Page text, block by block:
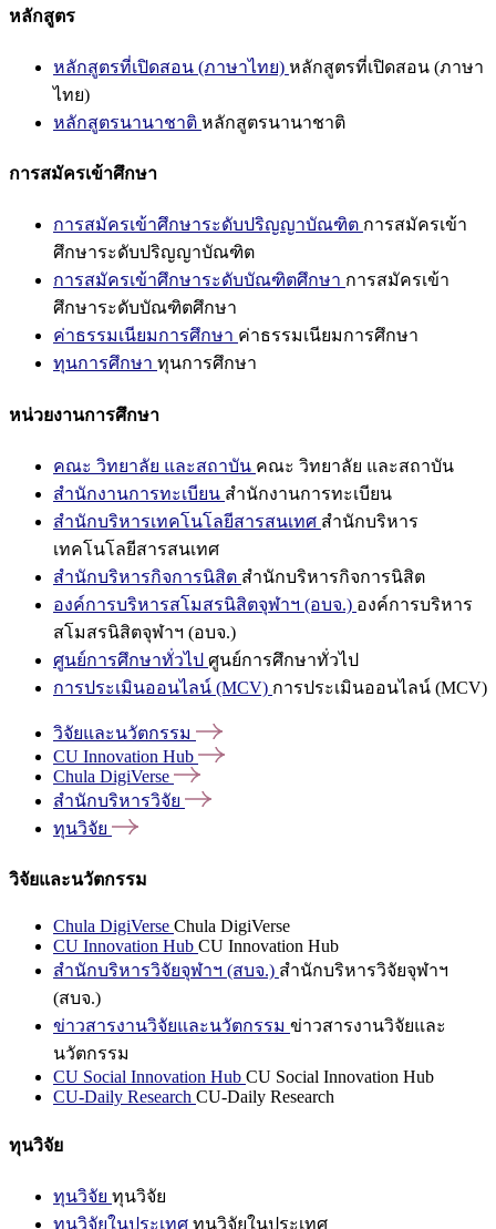
หลักสูตร
หลักสูตรที่เปิดสอน (ภาษาไทย) หลักสูตรที่เปิดสอน (ภาษา
ไทย)
หลักสูตรนานาชาติ หลักสูตรนานาชาติ
การสมัครเข้าศึกษา
การสมัครเข้าศึกษาระดับปริญญาบัณฑิต การสมัครเข้า
ศึกษาระดับปริญญาบัณฑิต
การสมัครเข้าศึกษาระดับบัณฑิตศึกษา การสมัครเข้า
ศึกษาระดับบัณฑิตศึกษา
ค่าธรรมเนียมการศึกษา ค่าธรรมเนียมการศึกษา
ทุนการศึกษา ทุนการศึกษา
หน่วยงานการศึกษา
คณะ วิทยาลัย และสถาบัน คณะ วิทยาลัย และสถาบัน
สำนักงานการทะเบียน สำนักงานการทะเบียน
สำนักบริหารเทคโนโลยีสารสนเทศ สำนักบริหาร
เทคโนโลยีสารสนเทศ
สำนักบริหารกิจการนิสิต สำนักบริหารกิจการนิสิต
องค์การบริหารสโมสรนิสิตจุฬาฯ (อบจ.) องค์การบริหาร
สโมสรนิสิตจุฬาฯ (อบจ.)
ศูนย์การศึกษาทั่วไป ศูนย์การศึกษาทั่วไป
การประเมินออนไลน์ (MCV) การประเมินออนไลน์ (MCV)
วิจัยและนวัตกรรม
CU Innovation Hub
Chula DigiVerse
สำนักบริหารวิจัย
ทุนวิจัย
วิจัยและนวัตกรรม
Chula DigiVerse Chula DigiVerse
CU Innovation Hub CU Innovation Hub
สำนักบริหารวิจัยจุฬาฯ (สบจ.) สำนักบริหารวิจัยจุฬาฯ
(สบจ.)
ข่าวสารงานวิจัยและนวัตกรรม ข่าวสารงานวิจัยและ
นวัตกรรม
CU Social Innovation Hub CU Social Innovation Hub
CU-Daily Research CU-Daily Research
ทุนวิจัย
ทุนวิจัย ทุนวิจัย
ทุนวิจัยในประเทศ ทุนวิจัยในประเทศ